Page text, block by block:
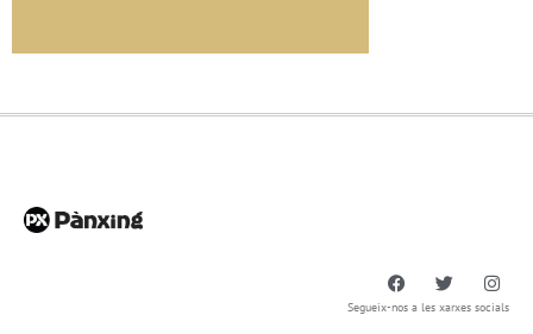
Segueix-nos a les xarxes socials